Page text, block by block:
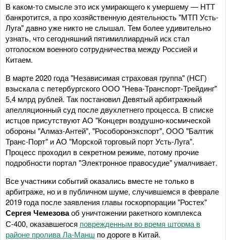
В каком-то смысле это иск умирающего к умершему — НТТ
банкротится, а про хозяйственную деятельность "МТП Усть-
Луга" давно уже никто не слышал. Тем более удивительно
узнать, что сегодняшний пятимиллиардный иск стал
отголоском военного сотрудничества между Россией и
Китаем.
В марте 2020 года "Независимая страховая группа" (НСГ)
взыскала с петербургского ООО "Нева-Транспорт-Трейдинг"
5,4 млрд рублей. Так постановил Девятый арбитражный
апелляционный суд после двухлетнего процесса. В списке
истцов присутствуют АО "Концерн воздушно-космической
обороны "Алмаз-Антей", "Рособоронэкспорт", ООО "Балтик
Транс-Порт" и АО "Морской торговый порт Усть-Луга".
Процесс проходил в секретном режиме, потому прочие
подробности портал "Электронное правосудие" умалчивает.
Все участники событий оказались вместе не только в
арбитраже, но и в публичном шуме, случившемся в феврале
2019 года после заявления главы госкорпорации "Ростех"
Сергея Чемезоваоб уничтожении ракетного комплекса
С-400, оказавшегося поврежденным во время шторма в
районе пролива Ла-Манш по дороге в Китай.